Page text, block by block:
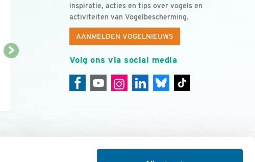
inspiratie, acties en tips over vogels en
activiteiten van Vogelbescherming.
AANMELDEN VOGELNIEUWS
Volg ons via social media